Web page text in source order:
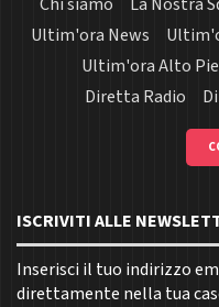
Ultim'ora News
Ultim'ora Alto
Diretta Radio
ISCRIVITI ALLE
Inserisci il tuo indirizzo
direttamente nella tua